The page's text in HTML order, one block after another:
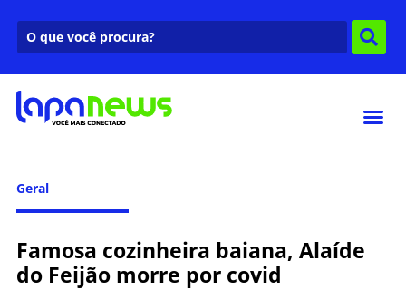
Geral
Famosa cozinheira baiana, Alaíde
do Feijão morre por covid